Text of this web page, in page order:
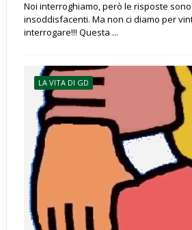
Noi interroghiamo, però le risposte
insoddisfacenti. Ma non ci diamo per
interrogare!!! Questa ...
LA VITA DI GD